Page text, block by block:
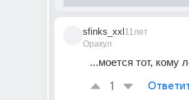
sfinks_xxl
Оракул
11лет
...моется тот, кому
1